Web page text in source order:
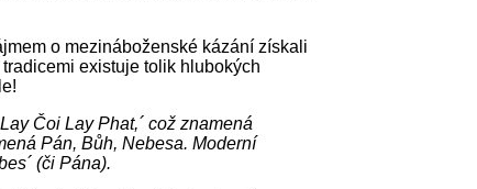
o mezináboženské kázání získali
existuje tolik hlubokých
Čoi Lay Phat,´ což znamená
Pán, Bůh, Nebesa. Moderní
(či Pána).